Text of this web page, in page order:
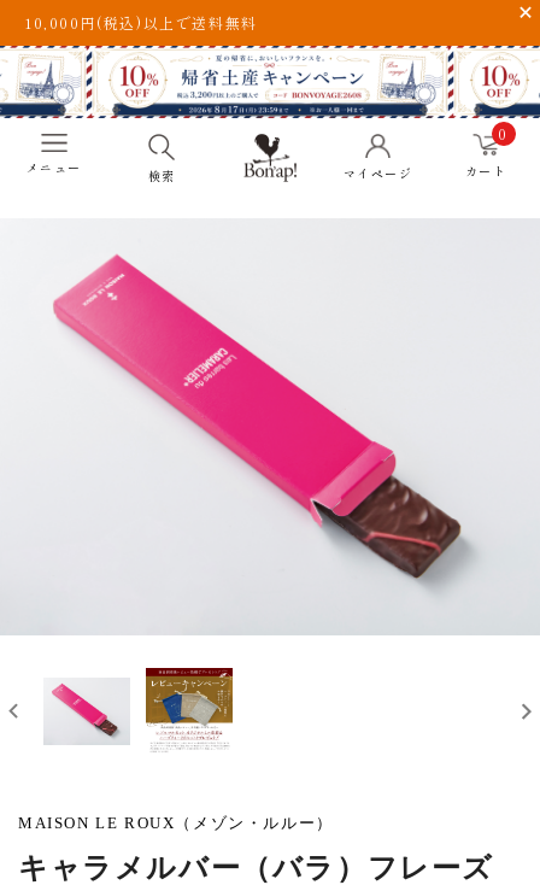
10,000円(税込)以上で送料無料
メニュー 検索 マイページ カート
0
MAISON LE ROUX（メゾン・ルルー）
キャラメルバー（バラ）フレーズ